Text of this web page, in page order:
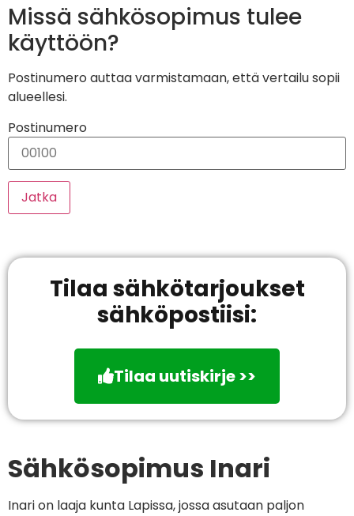
Missä sähkösopimus tulee
käyttöön?
Postinumero auttaa varmistamaan, että vertailu sopii
alueellesi.
Postinumero
Jatka
Tilaa sähkötarjoukset
sähköpostiisi:
Tilaa uutiskirje >>
Sähkösopimus Inari
Inari on laaja kunta Lapissa, jossa asutaan paljon